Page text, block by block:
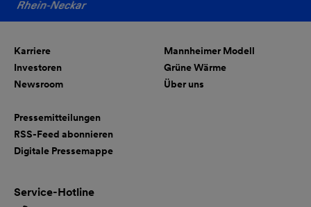
Karriere
Investoren
Newsroom
Mannheimer Modell
Grüne Wärme
Über uns
Pressemitteilungen
RSS-Feed abonnieren
Digitale Pressemappe
Service-Hotline